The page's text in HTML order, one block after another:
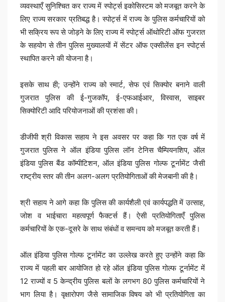
व्यवस्थाएँ सुनिश्चित कर राज्य में स्पोर्ट्स इकोसिस्टम को मजबूत करने के
लिए राज्य सरकार प्रतिबद्ध है। स्पोर्ट्स में राज्य के पुलिस कर्मचारियों को
भी सक्रिय रूप से जोड़ने के लिए राज्य में स्पोर्ट्स ऑथोरिटी ऑफ गुजरात
के सहयोग से तीन पुलिस मुख्यालयों में सेंटर ऑफ एक्सीलेंस इन स्पोर्ट्स
स्थापित करने की योजना है।
इसके साथ ही; उन्होंने राज्य को स्मार्ट, सेफ एवं सिक्योर बनाने वाली
गुजरात पुलिस की ई-गुजकॉप, ई-एफआईआर, विस्वास, साइबर
सिक्योरिटी आदि परियोजनाओं की प्रशंसा की।
डीजीपी श्री विकास सहाय ने इस अवसर पर कहा कि गत एक वर्ष में
गुजरात पुलिस ने ऑल इंडिया पुलिस लॉन टेनिस चैम्पियनशिप, ऑल
इंडिया पुलिस बैंड कॉम्पीटिशन, ऑल इंडिया पुलिस गोल्फ टूर्नामेंट जैसी
राष्ट्रीय स्तर की तीन अलग-अलग प्रतियोगिताओं की मेजबानी की है।
श्री सहाय ने आगे कहा कि पुलिस की कार्यशैली एवं कार्यपद्धति में उत्साह,
जोश व भाईचारा महत्वपूर्ण फैक्टर्स हैं। ऐसी प्रतियोगिताएँ पुलिस
कर्मचारियों के एक-दूसरे के साथ संबंधों व समन्वय को मजबूत करती हैं।
ऑल इंडिया पुलिस गोल्फ टूर्नामेंट का उल्लेख करते हुए उन्होंने कहा कि
राज्य में पहली बार आयोजित हो रहे ऑल इंडिया पुलिस गोल्फ टूर्नामेंट में
12 राज्यों व 5 केन्द्रीय पुलिस बलों के लगभग 80 पुलिस कर्मचारियों ने
भाग लिया है। वृक्षारोपण जैसे सामाजिक विषय को भी प्रतियोगिता का